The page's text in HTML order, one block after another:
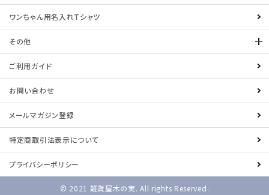
ワンちゃん用名入れTシャツ
その他
ご利用ガイド
お問い合わせ
メールマガジン登録
特定商取引法表示について
プライバシーポリシー
© 2021 雑貨屋木の実. All rights Reserved.